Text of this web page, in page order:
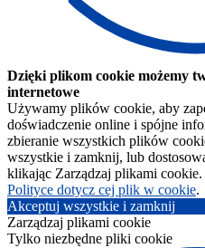
Dzięki plikom cookie możemy
internetowe
Używamy plików cookie, aby
doświadczenie online i spójne
zbieranie wszystkich plików
wszystkie i zamknij, lub
klikając Zarządzaj plikami
Polityce dotycz cej plik w cookie.
Akceptuj wszystkie i zamknij
Zarządzaj plikami cookie
Tylko niezbędne pliki cookie